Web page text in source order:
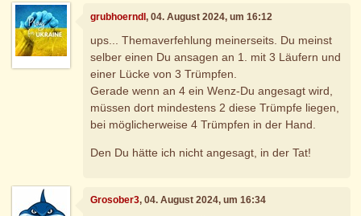
grubhoerndl, 04. August 2024, um 16:12
ups... Themaverfehlung meinerseits. Du meinst
selber einen Du ansagen an 1. mit 3 Läufern und
einer Lücke von 3 Trümpfen.
Gerade wenn an 4 ein Wenz-Du angesagt wird,
müssen dort mindestens 2 diese Trümpfe liegen,
bei möglicherweise 4 Trümpfen in der Hand.
Den Du hätte ich nicht angesagt, in der Tat!
Grosober3, 04. August 2024, um 16:34